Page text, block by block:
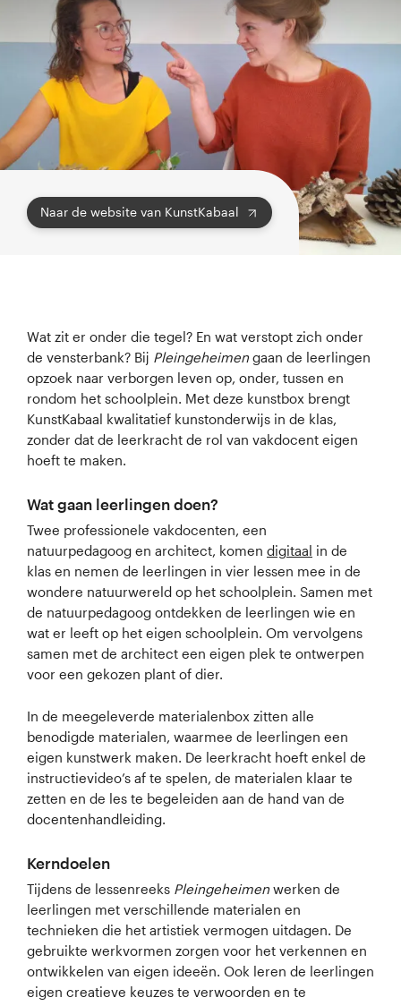
Academie
Inspiratie
Agenda
Naar de website van KunstKabaal
Wat zit er onder die tegel? En wat verstopt zich onder
de vensterbank? Bij Pleingeheimen gaan de leerlingen
opzoek naar verborgen leven op, onder, tussen en
rondom het schoolplein. Met deze kunstbox brengt
KunstKabaal kwalitatief kunstonderwijs in de klas,
zonder dat de leerkracht de rol van vakdocent eigen
hoeft te maken.
Wat gaan leerlingen doen?
Twee professionele vakdocenten, een
natuurpedagoog en architect, komen digitaal in de
klas en nemen de leerlingen in vier lessen mee in de
wondere natuurwereld op het schoolplein. Samen met
de natuurpedagoog ontdekken de leerlingen wie en
wat er leeft op het eigen schoolplein. Om vervolgens
samen met de architect een eigen plek te ontwerpen
voor een gekozen plant of dier.
In de meegeleverde materialenbox zitten alle
benodigde materialen, waarmee de leerlingen een
eigen kunstwerk maken. De leerkracht hoeft enkel de
instructievideo’s af te spelen, de materialen klaar te
zetten en de les te begeleiden aan de hand van de
docentenhandleiding.
Kerndoelen
Tijdens de lessenreeks Pleingeheimen werken de
leerlingen met verschillende materialen en
technieken die het artistiek vermogen uitdagen. De
gebruikte werkvormen zorgen voor het verkennen en
ontwikkelen van eigen ideeën. Ook leren de leerlingen
eigen creatieve keuzes te verwoorden en te